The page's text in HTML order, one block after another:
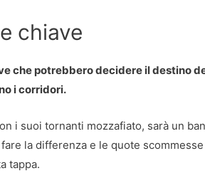
chiave
che potrebbero decidere il destino
i corridori.
i suoi tornanti mozzafiato, sarà un
la differenza e le quote
tappa.